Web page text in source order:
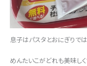
息子はパスタとおにぎりで
めんたいこがどれも美味しく